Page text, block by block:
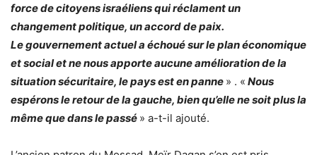
force de citoyens israéliens qui réclament un
changement politique, un accord de paix.
Le gouvernement actuel a échoué sur le plan économique
et social et ne nous apporte aucune amélioration de la
situation sécuritaire, le pays est en panne » . « Nous
espérons le retour de la gauche, bien qu’elle ne soit plus la
même que dans le passé » a-t-il ajouté.